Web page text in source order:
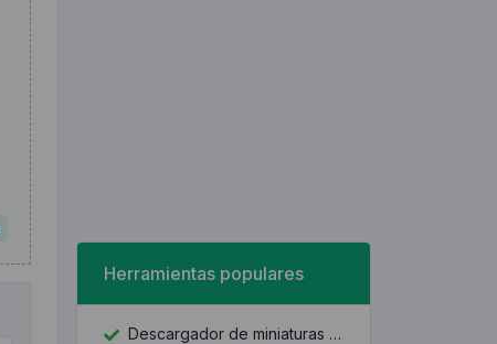
Herramientas populares
Descargador de miniaturas de YouTube